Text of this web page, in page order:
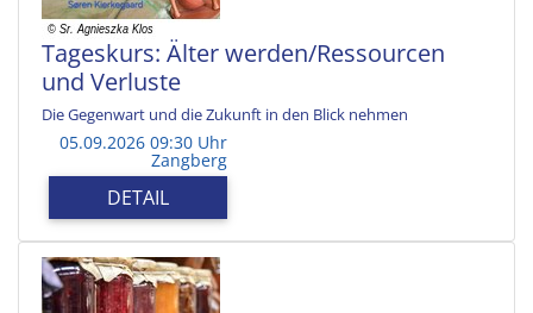
Tageskurs: Älter werden/Ressourcen
und Verluste
Die Gegenwart und die Zukunft in den Blick nehmen
05.09.2026 09:30 Uhr
Zangberg
DETAIL